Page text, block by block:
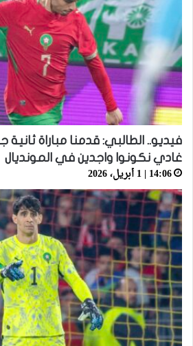
فيديو.. الطالبي: قدمنا مباراة ثانية
غادي نكونوا واجدين في المونديال
14:06 | 1 أبريل، 2026